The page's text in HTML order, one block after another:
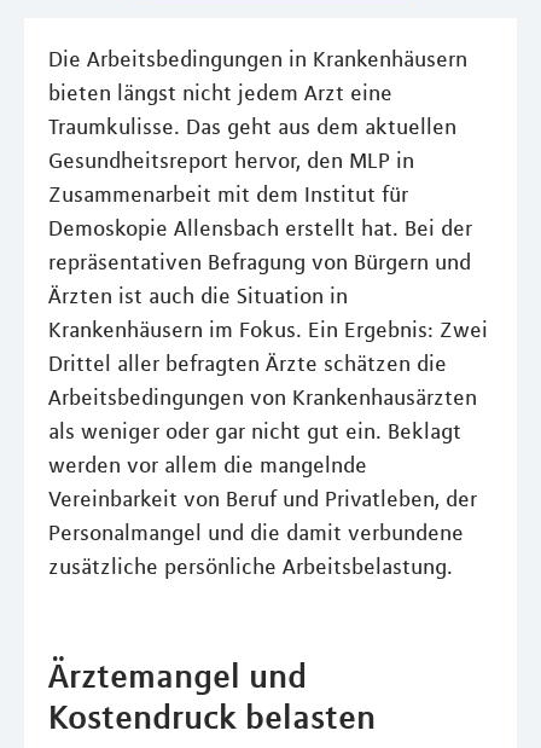
Die Arbeitsbedingungen in Krankenhäusern
bieten längst nicht jedem Arzt eine
Traumkulisse. Das geht aus dem aktuellen
Gesundheitsreport hervor, den MLP in
Zusammenarbeit mit dem Institut für
Demoskopie Allensbach erstellt hat. Bei der
repräsentativen Befragung von Bürgern und
Ärzten ist auch die Situation in
Krankenhäusern im Fokus. Ein Ergebnis: Zwei
Drittel aller befragten Ärzte schätzen die
Arbeitsbedingungen von Krankenhausärzten
als weniger oder gar nicht gut ein. Beklagt
werden vor allem die mangelnde
Vereinbarkeit von Beruf und Privatleben, der
Personalmangel und die damit verbundene
zusätzliche persönliche Arbeitsbelastung.
Ärztemangel und
Kostendruck belasten